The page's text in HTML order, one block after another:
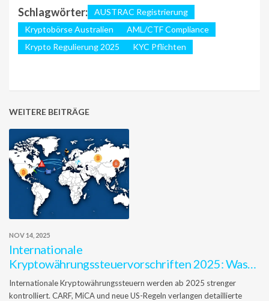
Schlagwörter:
AUSTRAC Registrierung
Kryptobörse Australien
AML/CTF Compliance
Krypto Regulierung 2025
KYC Pflichten
WEITERE BEITRÄGE
NOV 14, 2025
Internationale
Kryptowährungssteuervorschriften 2025: Was
Sie wissen müssen
Internationale Kryptowährungssteuern werden ab 2025 strenger
kontrolliert. CARF, MiCA und neue US-Regeln verlangen detaillierte